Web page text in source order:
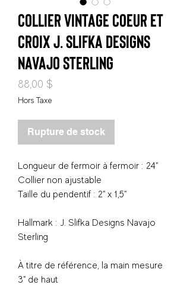
Collier vintage coeur et
croix J. Slifka Designs
Navajo Sterling
88,00 $
Hors Taxe
Rupture de stock
Longueur de fermoir à fermoir : 24"
Collier non ajustable
Taille du pendentif : 2" x 1,5"
Hallmark : J. Slifka Designs Navajo
Sterling
À titre de référence, la main mesure
3" de haut